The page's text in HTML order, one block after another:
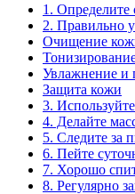
1. Определите
2. Правильно
Очищение
Увлажнение и
Защита кожи
3.
4. Делайте
5. Следите за
6. Пейте
7. Хорошо
8. Регулярно